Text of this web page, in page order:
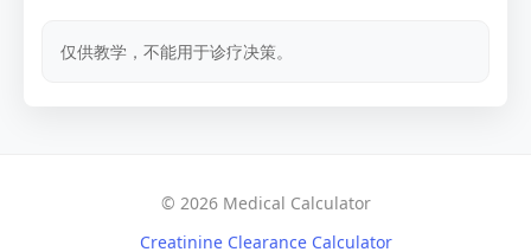
仅供教学，不能用于诊疗决策。
© 2026 Medical Calculator
Creatinine Clearance Calculator